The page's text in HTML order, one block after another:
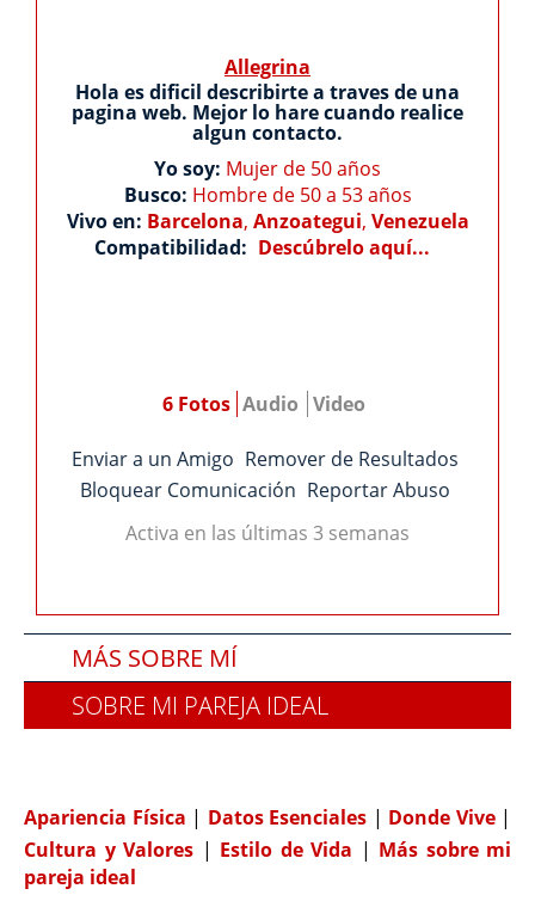
Allegrina
Hola es dificil describirte a traves de una
pagina web. Mejor lo hare cuando realice
algun contacto.
Yo soy: Mujer de 50 años
Busco: Hombre de 50 a 53 años
Vivo en: Barcelona, Anzoategui, Venezuela
Compatibilidad: Descúbrelo aquí...
6 Fotos Audio Video
Enviar a un Amigo Remover de Resultados
Bloquear Comunicación Reportar Abuso
Activa en las últimas 3 semanas
MÁS SOBRE MÍ
SOBRE MI PAREJA IDEAL
Apariencia Física | Datos Esenciales | Donde Vive |
Cultura y Valores | Estilo de Vida | Más sobre mi
pareja ideal